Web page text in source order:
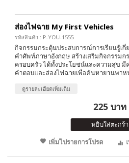
ส่องไฟฉาย My First Vehicles
รหัสสินค้า : P-YOU-1555
กิจกรรมกระตุ้นประสบการณ์การเรียนรู้เ
คำศัพท์ภาษาอังกฤษ สร้างเสริมกิจกรรม
ครอบครัว ได้ทั้งประโยชน์และความสุข มี
คำตอบและส่องไฟฉายเพื่อค้นหายานพาห
ดูรายละเอียดเพิ่มเติม
225 บาท
หยิบใส่ตะกร้า
เพิ่มไปรายการโปรด